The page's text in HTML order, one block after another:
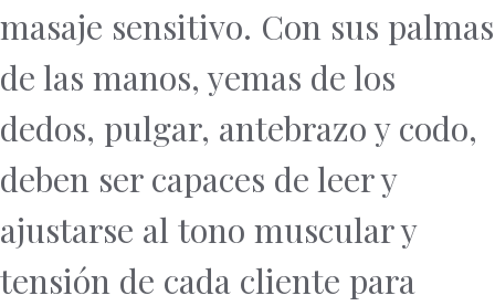
masaje sensitivo. Con sus palmas
de las manos, yemas de los
dedos, pulgar, antebrazo y codo,
deben ser capaces de leer y
ajustarse al tono muscular y
tensión de cada cliente para